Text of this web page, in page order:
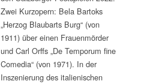
Zwei Kurzopern: Bela Bartoks
„Herzog Blaubarts Burg“ (von
1911) über einen Frauenmörder
und Carl Orffs „De Temporum fine
Comedia“ (von 1971). In der
Inszenierung des italienischen